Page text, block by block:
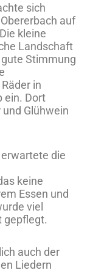
sich
auf
kleine
Landschaft
Stimmung
in
ein. Dort
Glühwein
die
keine
Essen und
viel
gepflegt.
auch der
Liedern